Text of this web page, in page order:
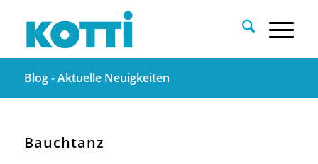
Blog - Aktuelle Neuigkeiten
Bauchtanz